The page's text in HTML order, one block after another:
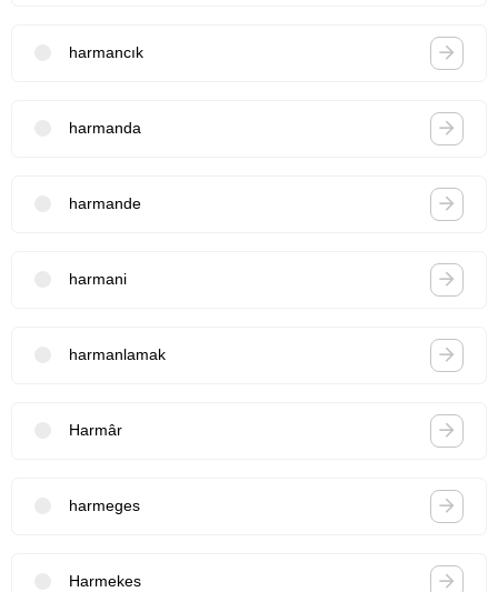
harmancık
harmanda
harmande
harmani
harmanlamak
Harmâr
harmeges
Harmekes